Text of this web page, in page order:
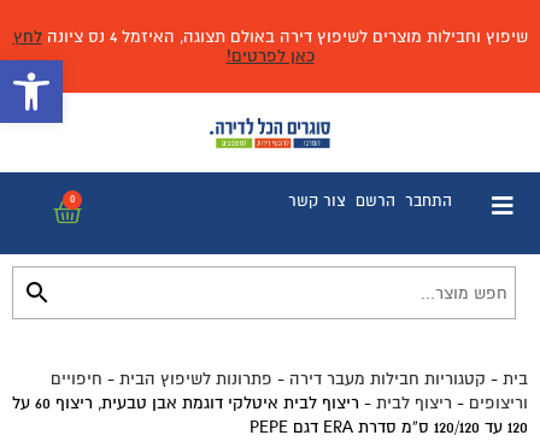
שיפוץ וחבילות מוצרים לשיפוץ דירה באולם תצוגה, האיזמל 4 נס ציונה
לחץ
כאן לפרטים!
התחבר הרשם צור קשר 0
בית - קטגוריות חבילות מעבר דירה - פתרונות לשיפוץ הבית - חיפויים
וריצופים - ריצוף לבית -
ריצוף לבית איטלקי דוגמת אבן טבעית, ריצוף 60 על
120 עד 120/120 ס”מ סדרת ERA דגם PEPE